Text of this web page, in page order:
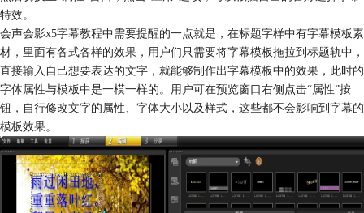
特效。
会声会影x5字幕教程中需要提醒的一点就是，在标题字样中有字幕模板素
材，里面有各式各样的效果，用户们只需要将字幕模板拖拉到标题轨中，
直接输入自己想要表达的文字，就能够制作出字幕模板中的效果，此时的
字体属性与模板中是一模一样的。用户可在预览窗口右侧点击“属性”按
钮，自行修改文字的属性、字体大小以及样式，这些都不会影响到字幕的
模板效果。